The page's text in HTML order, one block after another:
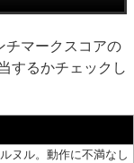
チマークスコアの
するかチェックし
ヌル。動作に不満なし